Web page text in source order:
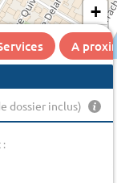
+
−
A
dossier inclus)
: